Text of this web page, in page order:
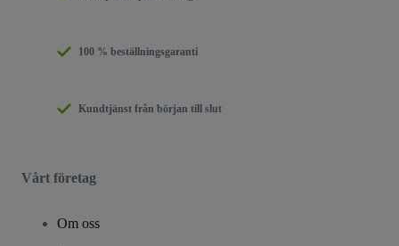
100 % beställningsgaranti
Kundtjänst från början till slut
Vårt företag
Om oss